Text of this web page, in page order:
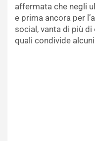
affermata che negli
e prima ancora per
social, vanta di più
quali condivide